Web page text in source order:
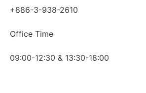
+886-3-938-2610
Office Time
09:00-12:30 & 13:30-18:00